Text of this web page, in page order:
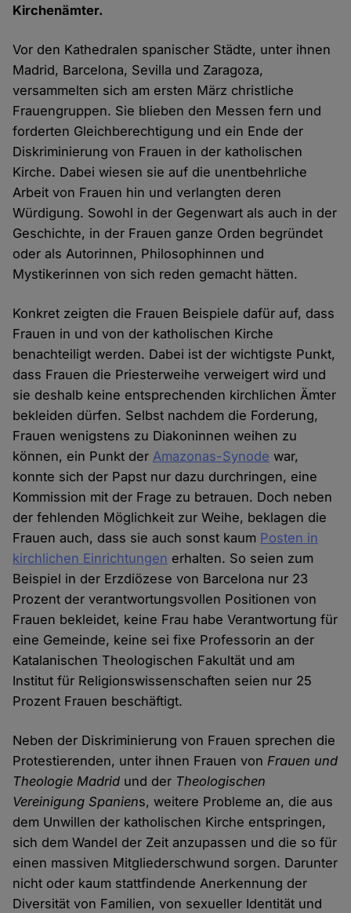
Kirchenämter.
Vor den Kathedralen spanischer Städte, unter ihnen
Madrid, Barcelona, Sevilla und Zaragoza,
versammelten sich am ersten März christliche
Frauengruppen. Sie blieben den Messen fern und
forderten Gleichberechtigung und ein Ende der
Diskriminierung von Frauen in der katholischen
Kirche. Dabei wiesen sie auf die unentbehrliche
Arbeit von Frauen hin und verlangten deren
Würdigung. Sowohl in der Gegenwart als auch in der
Geschichte, in der Frauen ganze Orden begründet
oder als Autorinnen, Philosophinnen und
Mystikerinnen von sich reden gemacht hätten.
Konkret zeigten die Frauen Beispiele dafür auf, dass
Frauen in und von der katholischen Kirche
benachteiligt werden. Dabei ist der wichtigste Punkt,
dass Frauen die Priesterweihe verweigert wird und
sie deshalb keine entsprechenden kirchlichen Ämter
bekleiden dürfen. Selbst nachdem die Forderung,
Frauen wenigstens zu Diakoninnen weihen zu
können, ein Punkt derAmazonas-Synode war,
konnte sich der Papst nur dazu durchringen, eine
Kommission mit der Frage zu betrauen. Doch neben
der fehlenden Möglichkeit zur Weihe, beklagen die
Frauen auch, dass sie auch sonst kaum Posten in
kirchlichen Einrichtungen erhalten. So seien zum
Beispiel in der Erzdiözese von Barcelona nur 23
Prozent der verantwortungsvollen Positionen von
Frauen bekleidet, keine Frau habe Verantwortung für
eine Gemeinde, keine sei fixe Professorin an der
Katalanischen Theologischen Fakultät und am
Institut für Religionswissenschaften seien nur 25
Prozent Frauen beschäftigt.
Neben der Diskriminierung von Frauen sprechen die
Protestierenden, unter ihnen Frauen vonFrauen und
Theologie Madrid und der Theologischen
Vereinigung Spaniens, weitere Probleme an, die aus
dem Unwillen der katholischen Kirche entspringen,
sich dem Wandel der Zeit anzupassen und die so für
einen massiven Mitgliederschwund sorgen. Darunter
nicht oder kaum stattfindende Anerkennung der
Diversität von Familien, von sexueller Identität und